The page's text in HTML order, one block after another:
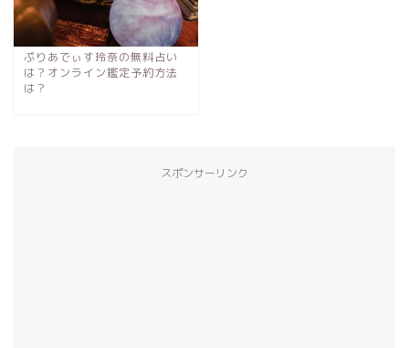
ぷりあでぃす玲奈の無料占い
は？オンライン鑑定予約方法
は？
スポンサーリンク